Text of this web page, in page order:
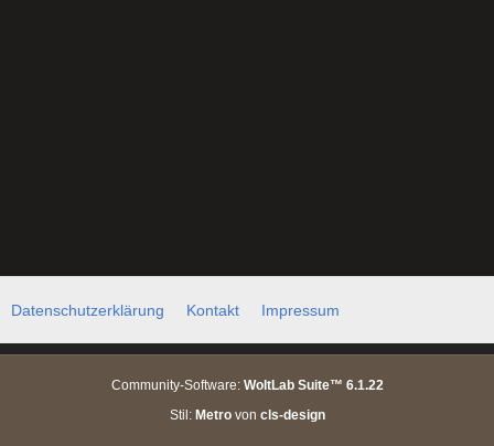
Datenschutzerklärung Kontakt Impressum
Community-Software: WoltLab Suite™ 6.1.22
Stil: Metrovon cls-design